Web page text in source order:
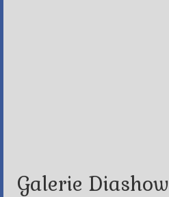
Galerie Diashow